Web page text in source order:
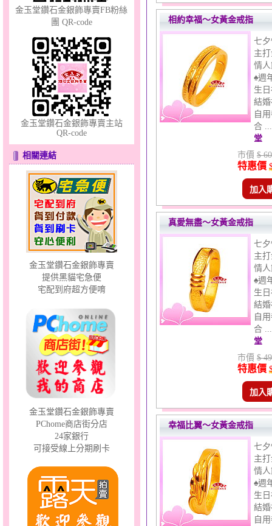
甜心女孩～金銀鋼女套鍊
只愛你～男黃金戒指
彩蝶倩影～金銀鋼套鍊
分享愛～金銀鋼套鍊
天真Rody～金銀鋼套鍊
金玉堂鑽石金銀飾專賣FB粉絲
團 QR-code
金玉堂鑽石金銀飾專賣主站
QR-code
相關連結
金玉堂鑽石金銀飾專賣
提供黑貓宅急便
宅配到府超方便唷
金玉堂鑽石金銀飾專賣
PChome商店街分店
24家銀行
可接受線上分期刷卡
相約幸福～女黃金戒指
七
主
情
♠週
生
結
自
合
堂
市價 $
特惠價
加入
真愛無盡～女黃金戒指
七
主
情
♠週
生
結
自
合
堂
市價 $
特惠價
加入
幸福比翼～女黃金戒指
七
主
情
♠週
生
結
自